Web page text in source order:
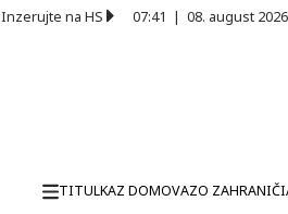
Inzerujte na HS 07:41 | 08. august 2026
TITULKAZ DOMOVAZO